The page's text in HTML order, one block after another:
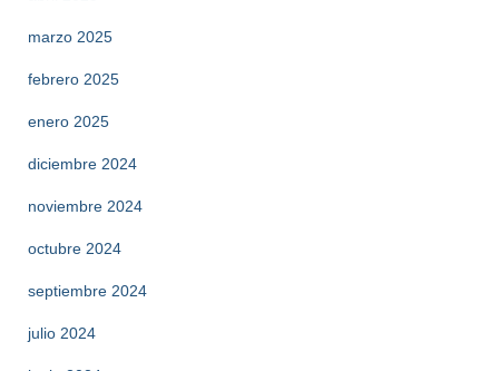
marzo 2025
febrero 2025
enero 2025
diciembre 2024
noviembre 2024
octubre 2024
septiembre 2024
julio 2024